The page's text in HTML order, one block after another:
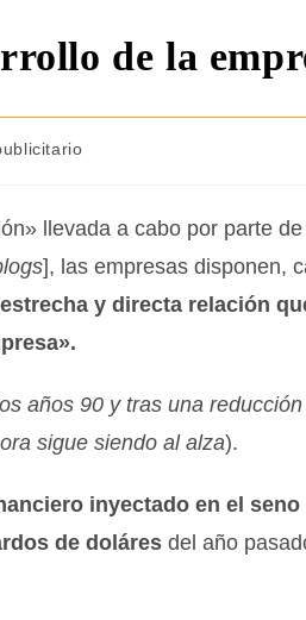
de la
llevada a cabo por parte
], las empresas disponen,
estrecha y directa relación
años 90 y tras una
sigue siendo al alza).
inyectado en el seno
de doláres del año